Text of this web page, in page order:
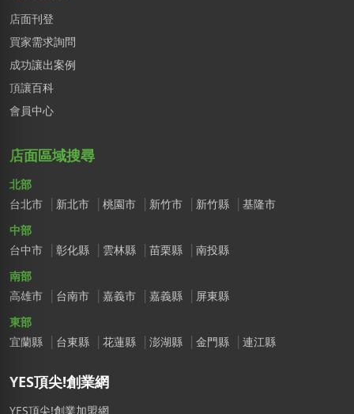
店面刊登
買家需求詢問
成功讓出案例
頂讓百科
會員中心
店面區域搜尋
北部
台北市
新北市 桃園市 新竹市 新竹縣
基隆市
中部
台中市
彰化縣 雲林縣 苗栗縣
南投縣
南部
高雄市
台南市 嘉義市 嘉義縣
屏東縣
東部
宜蘭縣
台東縣 花蓮縣 澎湖縣 金門縣 連江縣
YES頂尖!創業網
YES頂尖!創業加盟網